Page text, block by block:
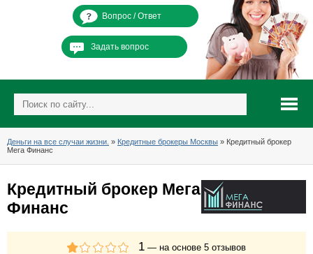
Вопрос / Ответ
Задать вопрос
Деньги на все случаи жизни. » Кредитные брокеры Москвы » Кредитный брокер
Мега Финанс
Кредитный брокер Мега
Финанс
1 — на основе 5 отзывов